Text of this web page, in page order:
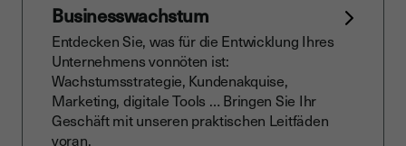
Businesswachstum
Entdecken Sie, was für die Entwicklung Ihres
Unternehmens vonnöten ist:
Wachstumsstrategie, Kundenakquise,
Marketing, digitale Tools … Bringen Sie Ihr
Geschäft mit unseren praktischen Leitfäden
voran.